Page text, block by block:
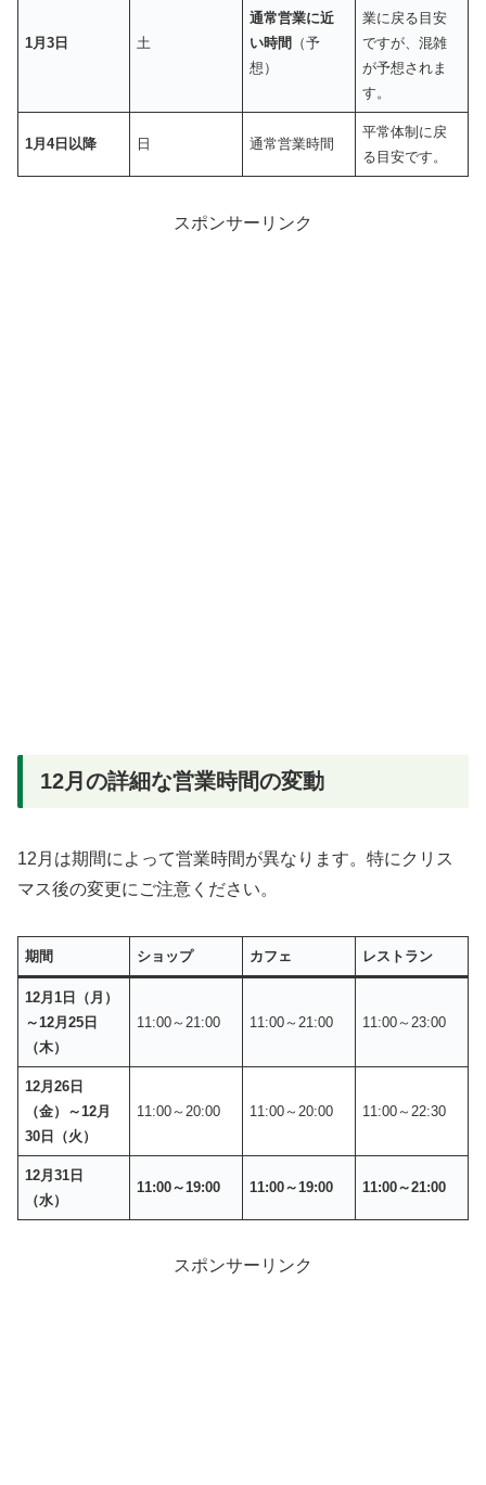
1月3日 土
通常営業に近
い時間
（予
想）
業に戻る目安
ですが、混雑
が予想されま
す。
1月4日以降 日 通常営業時間
平常体制に戻
る目安です。
スポンサーリンク
12月の詳細な営業時間の変動
12月は期間によって営業時間が異なります。特にクリス
マス後の変更にご注意ください。
期間 ショップ カフェ レストラン
12月1日（月）
～12月25日
（木）
11:00～21:00 11:00～21:00 11:00～23:00
12月26日
（金）～12月
30日（火）
11:00～20:00 11:00～20:00 11:00～22:30
12月31日
（水）
11:00～19:00 11:00～19:00 11:00～21:00
スポンサーリンク